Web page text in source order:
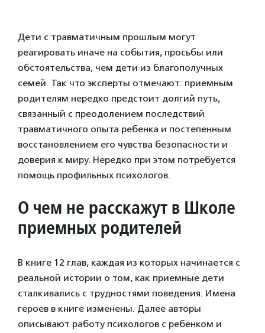
Дети с травматичным прошлым могут
реагировать иначе на события, просьбы или
обстоятельства, чем дети из благополучных
семей. Так что эксперты отмечают: приемным
родителям нередко предстоит долгий путь,
связанный с преодолением последствий
травматичного опыта ребенка и постепенным
восстановлением его чувства безопасности и
доверия к миру. Нередко при этом потребуется
помощь профильных психологов.
О чем не расскажут в Школе
приемных родителей
В книге 12 глав, каждая из которых начинается с
реальной истории о том, как приемные дети
сталкивались с трудностями поведения. Имена
героев в книге изменены. Далее авторы
описывают работу психологов с ребенком и